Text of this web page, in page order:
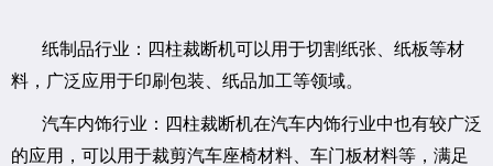
纸制品行业：四柱裁断机可以用于切割纸张、纸板等材
料，广泛应用于印刷包装、纸品加工等领域。
汽车内饰行业：四柱裁断机在汽车内饰行业中也有较广泛
的应用，可以用于裁剪汽车座椅材料、车门板材料等，满足